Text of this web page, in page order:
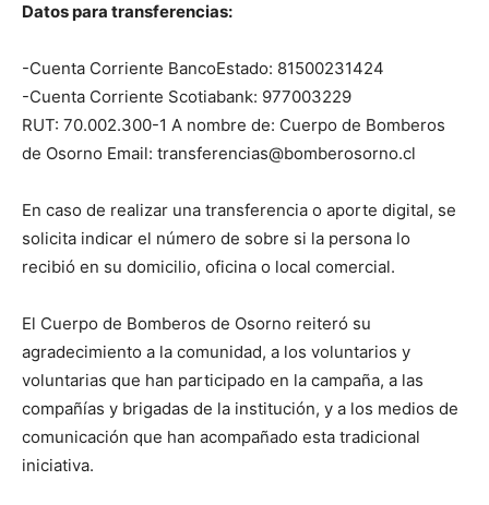
Datos para transferencias:
-Cuenta Corriente BancoEstado: 81500231424
-Cuenta Corriente Scotiabank: 977003229
RUT: 70.002.300-1 A nombre de: Cuerpo de Bomberos
de Osorno Email: transferencias@bomberosorno.cl
En caso de realizar una transferencia o aporte digital, se
solicita indicar el número de sobre si la persona lo
recibió en su domicilio, oficina o local comercial.
El Cuerpo de Bomberos de Osorno reiteró su
agradecimiento a la comunidad, a los voluntarios y
voluntarias que han participado en la campaña, a las
compañías y brigadas de la institución, y a los medios de
comunicación que han acompañado esta tradicional
iniciativa.